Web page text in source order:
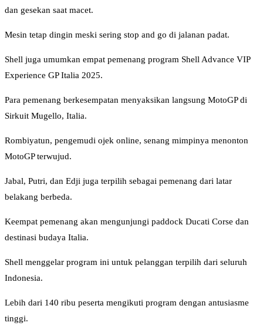
dan gesekan saat macet.
Mesin tetap dingin meski sering stop and go di jalanan padat.
Shell juga umumkan empat pemenang program Shell Advance VIP
Experience GP Italia 2025.
Para pemenang berkesempatan menyaksikan langsung MotoGP di
Sirkuit Mugello, Italia.
Rombiyatun, pengemudi ojek online, senang mimpinya menonton
MotoGP terwujud.
Jabal, Putri, dan Edji juga terpilih sebagai pemenang dari latar
belakang berbeda.
Keempat pemenang akan mengunjungi paddock Ducati Corse dan
destinasi budaya Italia.
Shell menggelar program ini untuk pelanggan terpilih dari seluruh
Indonesia.
Lebih dari 140 ribu peserta mengikuti program dengan antusiasme
tinggi.